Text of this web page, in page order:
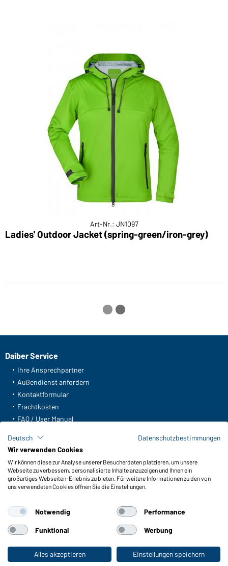
Zum Privatkunden-Shop
Art-Nr.: JN1097
Ladies' Outdoor Jacket (spring-green/iron-grey)
Daiber Service
Ihre Ansprechpartner
Außendienst anfordern
Kontaktformular
Frachtkosten
FAQ / User Manual
Meldeportal nach Hinweisgeberschutz
Funktionen & Pflege
Produkteigenschaften
Pflegehinweise
Farben
WORKWEAR COLLECTION
Die ideale Wahl für Professionals: Kollektionen
Deutsch
Datenschutzbestimmungen
Wir verwenden Cookies
Wir können diese zur Analyse unserer Besucherdaten platzieren, um unsere
Webseite zu verbessern, personalisierte Inhalte anzuzeigen und Ihnen ein
großartiges Webseiten-Erlebnis zu bieten. Für weitere Informationen zu den von
uns verwendeten Cookies öffnen Sie die Einstellungen.
Notwendig Performance
Funktional Werbung
Alles akzeptieren Einstellungen speichern